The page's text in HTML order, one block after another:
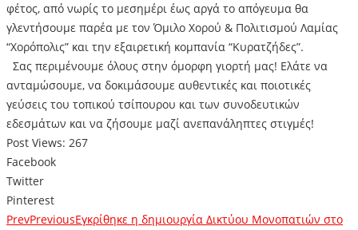
φέτος, από νωρίς το μεσημέρι έως αργά το απόγευμα θα
γλεντήσουμε παρέα με τον Όμιλο Χορού & Πολιτισμού Λαμίας
“Χορόπολις” και την εξαιρετική κομπανία “Κυρατζήδες”.
Σας περιμένουμε όλους στην όμορφη γιορτή μας! Ελάτε να
ανταμώσουμε, να δοκιμάσουμε αυθεντικές και ποιοτικές
γεύσεις του τοπικού τσίπουρου και των συνοδευτικών
εδεσμάτων και να ζήσουμε μαζί ανεπανάληπτες στιγμές!
Post Views: 267
Facebook
Twitter
Pinterest
PrevPreviousΕγκρίθηκε η δημιουργία Δικτύου Μονοπατιών στο